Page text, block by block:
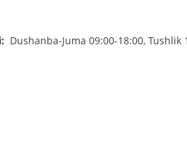
Dushanba-Juma 09:00-18:00, Tushlik